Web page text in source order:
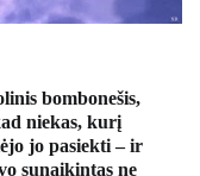
bombonešis,
niekas, kurį
jo pasiekti – ir
sunaikintas ne